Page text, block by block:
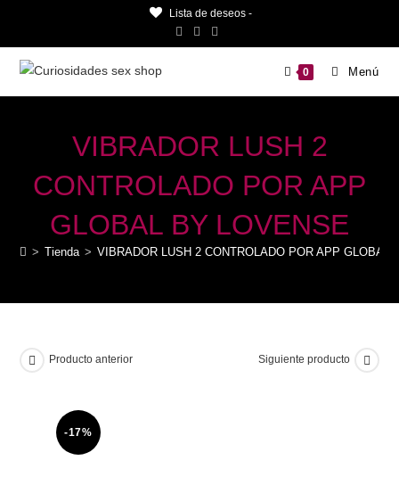
Lista de deseos -
0 Menú
VIBRADOR LUSH 2
CONTROLADO POR APP
GLOBAL BY LOVENSE
> Tienda > VIBRADOR LUSH 2 CONTROLADO POR APP GLOBAL
-17%
Producto anterior Siguiente producto